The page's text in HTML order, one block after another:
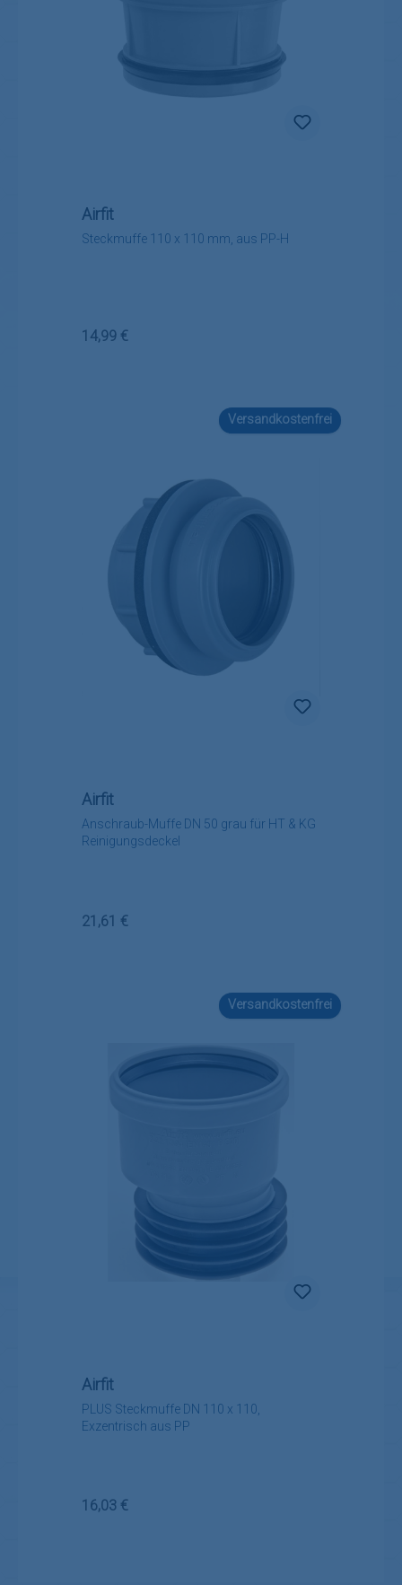
Steckmuffe 110 x 110 mm, aus PP-H
Airfit
Regulärer Preis:
14,99 €
Versandkostenfrei
Anschraub-Muffe DN 50 grau für HT & KG
Reinigungsdeckel
Airfit
Regulärer Preis:
21,61 €
Versandkostenfrei
PLUS Steckmuffe DN 110 x 110,
Exzentrisch aus PP
Airfit
Regulärer Preis:
16,03 €